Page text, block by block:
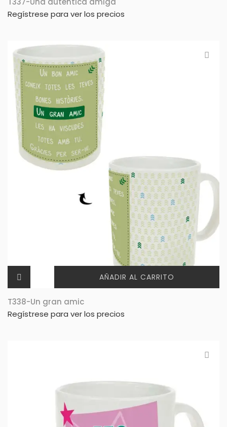
Regístrese para ver los precios
AÑADIR AL CARRITO
T338-Un gran amic
Regístrese para ver los precios